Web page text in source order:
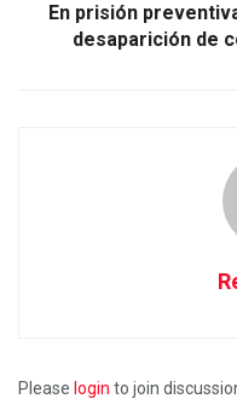
En prisión
desaparición de
Please login to join